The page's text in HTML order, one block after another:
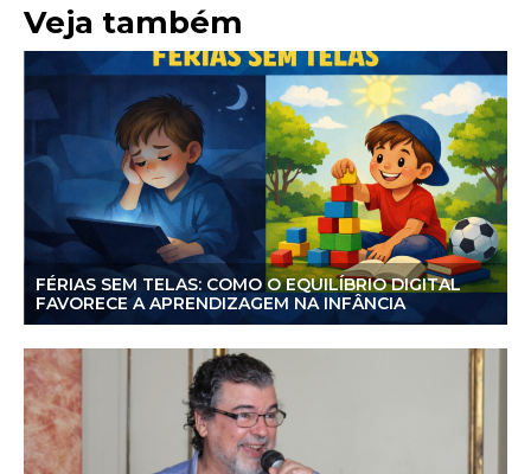
Veja também
FÉRIAS SEM TELAS: COMO O EQUILÍBRIO DIGITAL
FAVORECE A APRENDIZAGEM NA INFÂNCIA